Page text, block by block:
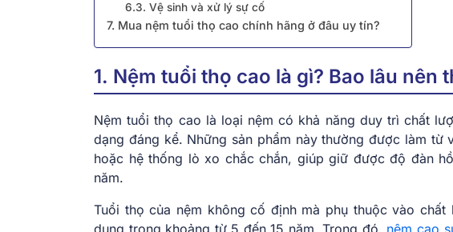
6.3. Vệ sinh và xử lý sự cố
7. Mua nệm tuổi thọ cao chính hãng ở đâu uy tín?
1. Nệm tuổi thọ cao là gì? Bao lâu nên
Nệm tuổi thọ cao là loại nệm có khả năng duy trì chất
dạng đáng kể. Những sản phẩm này thường được làm từ
hoặc hệ thống lò xo chắc chắn, giúp giữ được độ đàn
năm.
Tuổi thọ của nệm không cố định mà phụ thuộc vào